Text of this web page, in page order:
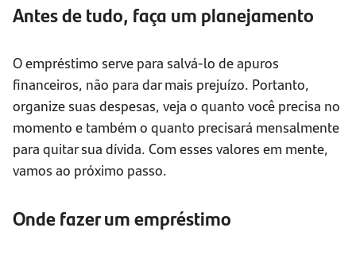
Antes de tudo, faça um planejamento
O empréstimo serve para salvá-lo de apuros
financeiros, não para dar mais prejuízo. Portanto,
organize suas despesas, veja o quanto você precisa no
momento e também o quanto precisará mensalmente
para quitar sua dívida. Com esses valores em mente,
vamos ao próximo passo.
Onde fazer um empréstimo